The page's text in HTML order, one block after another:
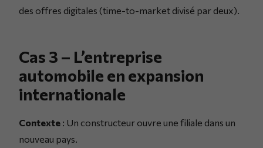
des offres digitales (time-to-market divisé par deux).
Cas 3 – L’entreprise
automobile en expansion
internationale
Contexte : Un constructeur ouvre une filiale dans un
nouveau pays.